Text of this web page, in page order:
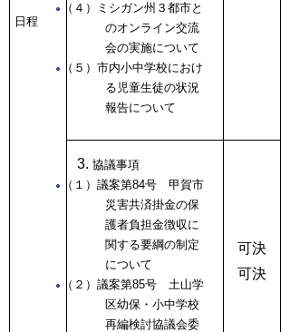
日程
（４）ミシガン州３都市と
のオンライン交流
会の実施について
（５）市内小中学校におけ
る児童生徒の状況
報告について
協議事項
（１）議案第84号 甲賀市
災害共済掛金の保
護者負担金徴収に
関する要綱の制定
について
（２）議案第85号 土山学
区幼保・小中学校
再編検討協議会委
可決
可決